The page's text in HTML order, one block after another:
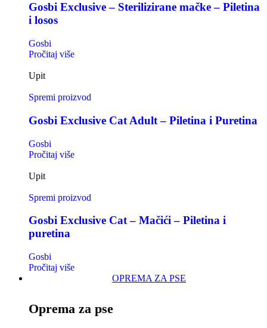
Gosbi Exclusive – Sterilizirane mačke – Piletina
i losos
Gosbi
Pročitaj više
Upit
Spremi proizvod
Gosbi Exclusive Cat Adult – Piletina i Puretina
Gosbi
Pročitaj više
Upit
Spremi proizvod
Gosbi Exclusive Cat – Mačići – Piletina i
puretina
Gosbi
Pročitaj više
OPREMA ZA PSE
Oprema za pse